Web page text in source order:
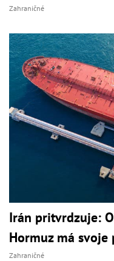
Zahraničné
Irán pritvrdzuje:
Hormuz má
Zahraničné